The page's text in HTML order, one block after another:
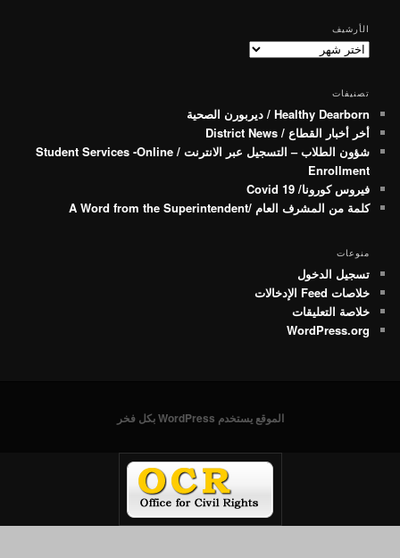
الأرشيف
الأرشيف
تصنيفات
Healthy Dearborn / ديربورن الصحية
أخر أخبار القطاع / District News
شؤون الطلاب – التسجيل عبر الانترنت / Student Services -Online
Enrollment
فيروس كورونا/ Covid 19
كلمة من المشرف العام /A Word from the Superintendent
منوعات
تسجيل الدخول
خلاصات Feed الإدخالات
خلاصة التعليقات
WordPress.org
الموقع يستخدم WordPress بكل فخر